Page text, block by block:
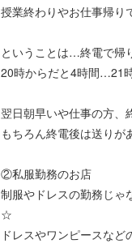
授業終わりやお仕事帰
ということは…終電で帰
20時からだと4時間…21
翌日朝早いや仕事の方
もちろん終電後は送り
②私服勤務のお店
制服やドレスの勤務じゃ
☆
ドレスやワンピースな